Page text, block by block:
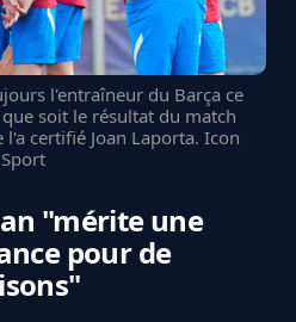
l'entraîneur du Barça ce
soit le résultat du match
certifié Joan Laporta. Icon
Sport
"mérite une
pour de